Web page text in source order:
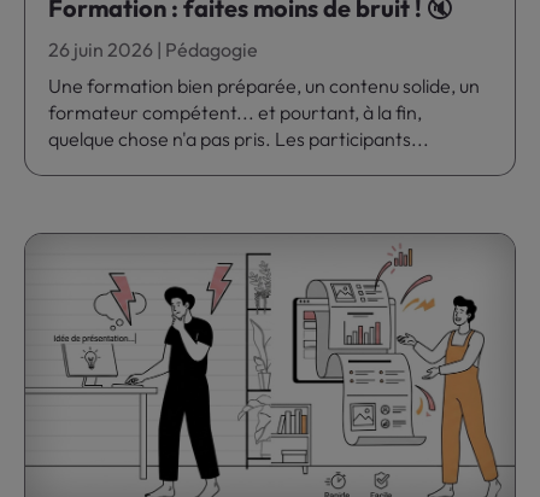
Formation : faites moins de bruit ! 🔇
26 juin 2026 | Pédagogie
Une formation bien préparée, un contenu solide, un
formateur compétent... et pourtant, à la fin,
quelque chose n'a pas pris. Les participants...